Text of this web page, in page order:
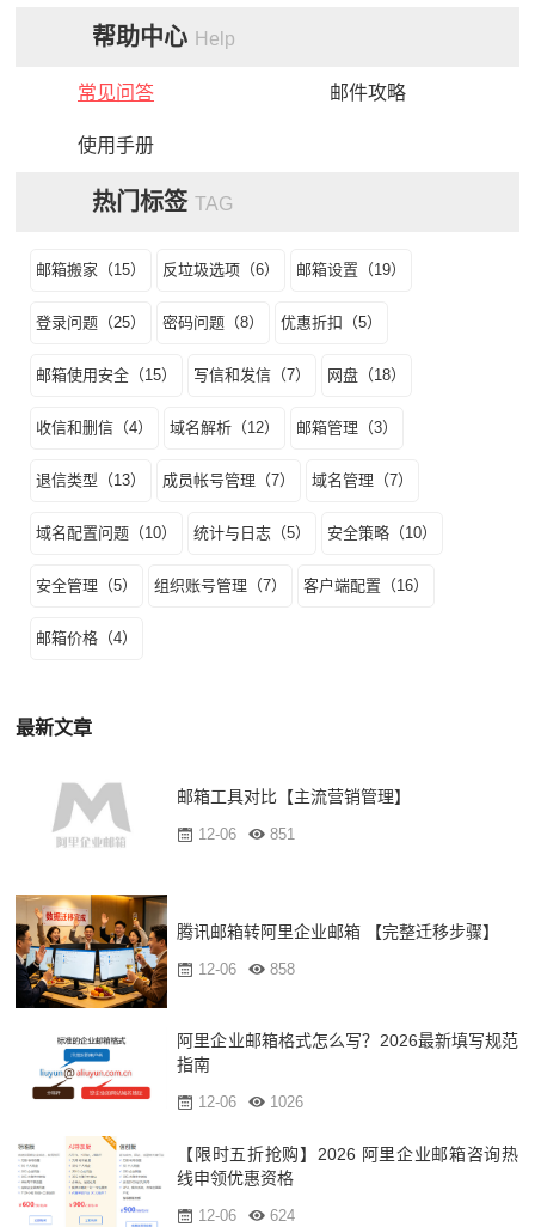
帮助中心 Help
常见问答 邮件攻略
使用手册
热门标签 TAG
邮箱搬家（15） 反垃圾选项（6） 邮箱设置（19）
登录问题（25） 密码问题（8） 优惠折扣（5）
邮箱使用安全（15） 写信和发信（7） 网盘（18）
收信和删信（4） 域名解析（12） 邮箱管理（3）
退信类型（13） 成员帐号管理（7） 域名管理（7）
域名配置问题（10） 统计与日志（5） 安全策略（10）
安全管理（5） 组织账号管理（7） 客户端配置（16）
邮箱价格（4）
最新文章
邮箱工具对比【主流营销管理】
12-06 851
腾讯邮箱转阿里企业邮箱 【完整迁移步骤】
12-06 858
阿里企业邮箱格式怎么写？2026最新填写规范
指南
12-06 1026
【限时五折抢购】2026 阿里企业邮箱咨询热
线申领优惠资格
12-06 624